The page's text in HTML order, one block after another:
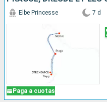
Paga a cuotas
Elbe Princesse 7 d